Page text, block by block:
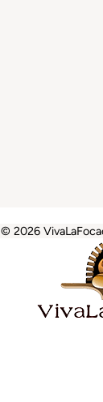
© 2026